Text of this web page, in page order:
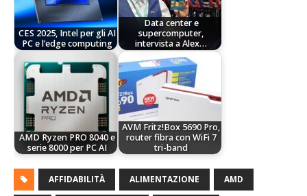
CES 2025, Intel per gli AI
PC e l’edge computing
Data center e
supercomputer,
intervista a Alex…
AMD Ryzen PRO 8040 e
serie 8000 per PC AI
AVM Fritz!Box 5690 Pro,
router fibra con WiFi 7
tri-band
AFFIDABILITÀ ALIMENTAZIONE AMD